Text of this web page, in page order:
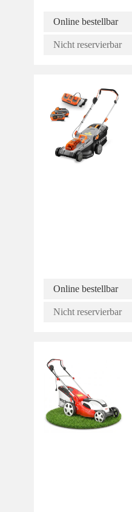
Online bestellbar
Nicht reservierbar
Online bestellbar
Nicht reservierbar